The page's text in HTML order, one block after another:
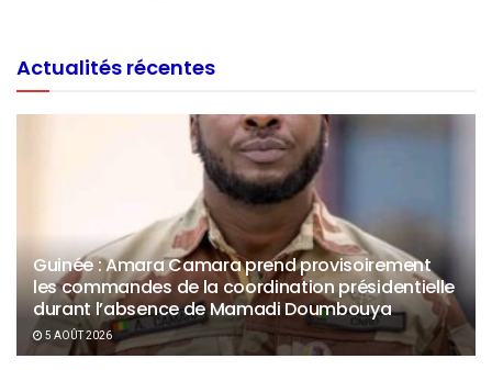
Actualités récentes
Guinée : Amara Camara prend provisoirement
les commandes de la coordination présidentielle
durant l’absence de Mamadi Doumbouya
5 AOÛT 2026